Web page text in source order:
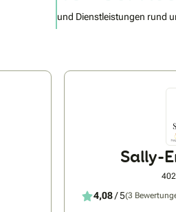
und Dienstleistungen rund
Sally-
4,08/ 5(3